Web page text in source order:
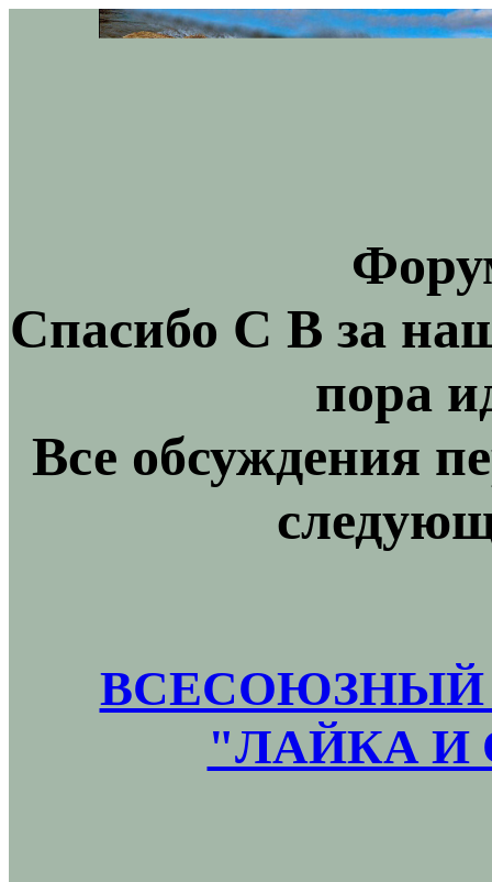
Спасибо С В за
пора
Все обсуждения
ВСЕСОЮЗНЫЙ
"ЛАЙКА И